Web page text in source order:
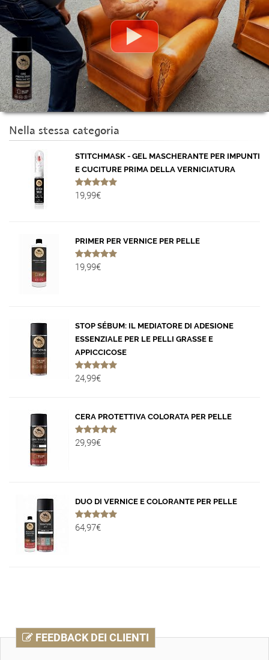
Nella stessa categoria
STITCHMASK - GEL MASCHERANTE PER IMPUNTI
E CUCITURE PRIMA DELLA VERNICIATURA
19,99€
PRIMER PER VERNICE PER PELLE
19,99€
STOP SÉBUM: IL MEDIATORE DI ADESIONE
ESSENZIALE PER LE PELLI GRASSE E
APPICCICOSE
24,99€
CERA PROTETTIVA COLORATA PER PELLE
29,99€
DUO DI VERNICE E COLORANTE PER PELLE
64,97€
FEEDBACK DEI CLIENTI